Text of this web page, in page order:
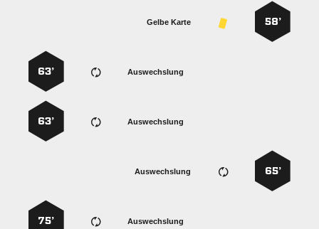
58’
Gelbe Karte
Auswechslung
63’
Auswechslung
63’
65’
Auswechslung
Auswechslung
75’